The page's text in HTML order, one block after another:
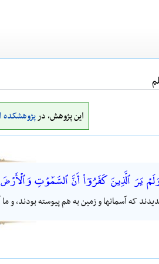
این پژوهش، درپژوهشکده
يَرَ ٱلَّذِينَ كَفَرُوٓا۟ أَنَّ ٱلسَّمَٰوَٰتِ وَٱلْأَرْضَ
که آسمانها و زمین به هم پیوسته بودند، و